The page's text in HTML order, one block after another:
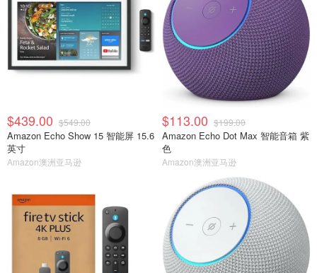
$439.00 $549.00
Amazon Echo Show 15 智能屏 15.6
英寸
Amazon澳洲亚马逊
$113.00 $199.00
Amazon Echo Dot Max 智能音箱 紫
色
Amazon澳洲亚马逊